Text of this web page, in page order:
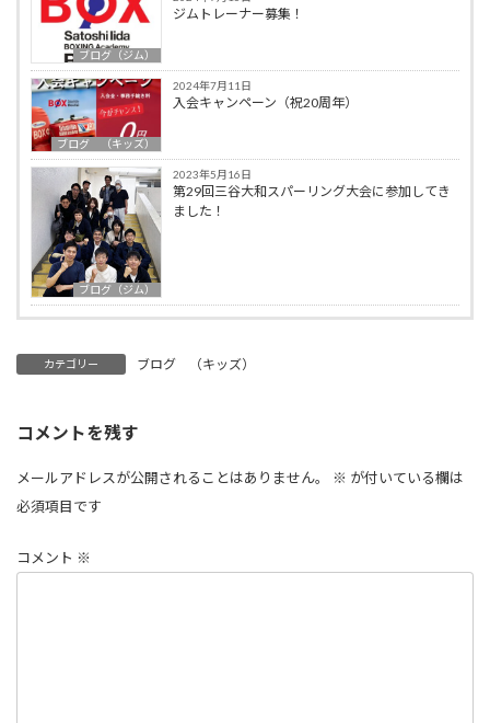
ブログ（ジム）
ジムトレーナー募集！
ブログ （キッズ）
2024年7月11日
入会キャンペーン（祝20周年）
ブログ（ジム）
2023年5月16日
第29回三谷大和スパーリング大会に参加してき
ました！
カテゴリー ブログ （キッズ）
コメントを残す
メールアドレスが公開されることはありません。 ※ が付いている欄は
必須項目です
コメント ※